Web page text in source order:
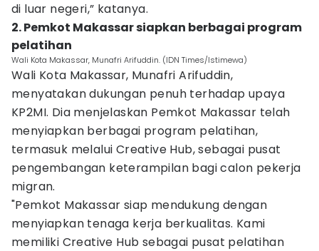
di luar negeri,” katanya.
2. Pemkot Makassar siapkan berbagai program
pelatihan
Wali Kota Makassar, Munafri Arifuddin. (IDN Times/Istimewa)
Wali Kota Makassar, Munafri Arifuddin,
menyatakan dukungan penuh terhadap upaya
KP2MI. Dia menjelaskan Pemkot Makassar telah
menyiapkan berbagai program pelatihan,
termasuk melalui Creative Hub, sebagai pusat
pengembangan keterampilan bagi calon pekerja
migran.
"Pemkot Makassar siap mendukung dengan
menyiapkan tenaga kerja berkualitas. Kami
memiliki Creative Hub sebagai pusat pelatihan